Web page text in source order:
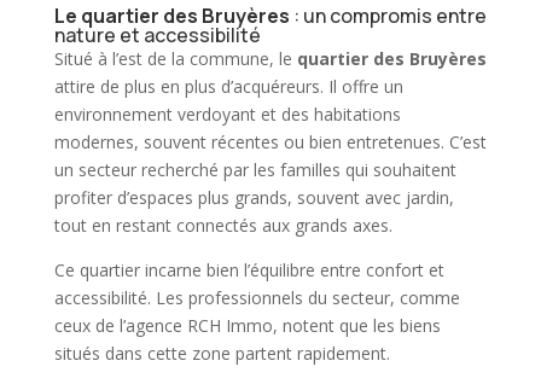
Le quartier des Bruyères : un compromis entre
nature et accessibilité
Situé à l’est de la commune, le quartier des Bruyères
attire de plus en plus d’acquéreurs. Il offre un
environnementverdoyant et des habitations
modernes, souvent récentes ou bien entretenues. C’est
un secteur recherché par les familles qui souhaitent
profiter d’espaces plus grands, souvent avec jardin,
tout en restant connectés aux grands axes.
Ce quartier incarne bien l’équilibre entre confort et
accessibilité. Les professionnels du secteur, comme
ceux de l’agence RCH Immo, notent que les biens
situés dans cette zone partent rapidement.